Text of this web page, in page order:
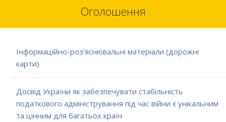
Оголошення
Інформаційно-роз'яснювальні матеріали (дорожні
карти)
Досвід України як забезпечувати стабільність
податкового адміністрування під час війни є унікальним
та цінним для багатьох країн